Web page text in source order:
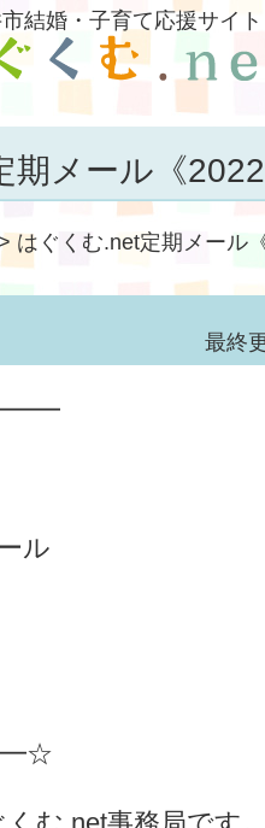
結婚・子育て応援サイト
期メール《
> はぐくむ.net定期メール
最終
ル